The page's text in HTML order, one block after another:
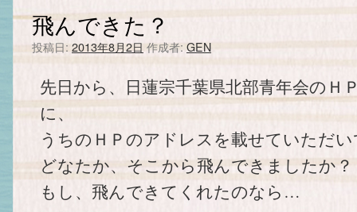
飛んできた？
投稿日: 2013年8月2日 作成者: GEN
先日から、日蓮宗千葉県北部青年会のＨ
に、
うちのＨＰのアドレスを載せていただ
どなたか、そこから飛んできましたか？
もし、飛んできてくれたのなら…